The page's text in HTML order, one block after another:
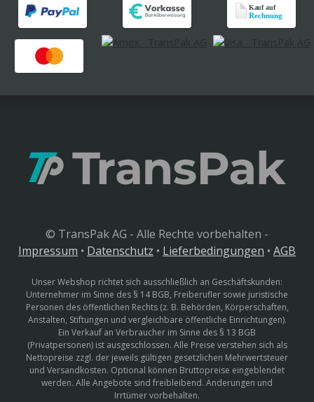
© TransPak AG - Alle Rechte vorbehalten -
Impressum • Datenschutz • Lieferbedingungen • AGB
Unser Webshop richtet sich ausschließlich an Geschäftskunden:
Unternehmer im Sinne des § 14 BGB, Freiberufler sowie juristische
Personen des öffentlichen Rechts (z. B. Behörden, Körperschaften,
Anstalten, Stiftungen und vergleichbare öffentliche Einrichtungen).
Ein Verkauf an Verbraucher im Sinne des § 13 BGB
(Privatpersonen) ist ausgeschlossen. Alle Preise verstehen sich als
Nettopreise zzgl. der jeweils gültigen gesetzlichen Mehrwertsteuer
und Versandkosten. Optional können Bruttopreise eingeblendet
werden. Alle Angebote sind freibleibend. Änderungen und
Irrtümer vorbehalten.